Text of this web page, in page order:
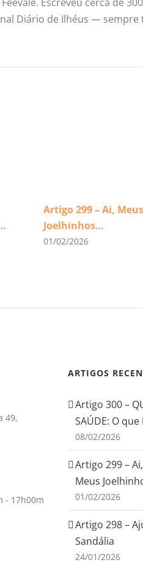
Diário de Ilhéus —
Artigo 299 – Ai,
Joelhinhos…
01/02/2026
49,
- 17h00m
ARTIGOS
Artigo 300 –
SAÚDE: O
08/02/2026
Artigo 299 –
Meus
01/02/2026
Artigo 298 –
Sandália
24/01/2026